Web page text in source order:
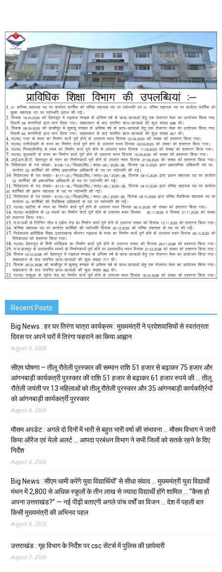
Recent Posts
Big News : हर घर तिरंगा यात्रा कार्यक्रम : मुख्यमंत्री ने प्रदेशवासियों से स्वतंत्रता
दिवस पर अपने घरों में तिरंगा फहराने का किया आह्वान
August 9, 2026
सीएम घोषणा – तीलू रौतेली पुरस्कार की सम्मान राशि 51 हजार से बढ़ाकर 75 हजार और
आंगनबाड़ी कार्यकत्री पुरस्कार की राशि 51 हजार से बढ़ाकर 61 हजार रुपये की … तीलू
रौतेली जयंती पर 13 महिलाओं को तीलू रौतेली पुरस्कार और 35 आंगनबाड़ी कार्यकर्त्रियों
को आंगनबाड़ी कार्यकर्त्री पुरस्कार
August 8, 2026
मौसम अपडेट : अगले दो दिनों में भारी से बहुत भारी वर्षा की संभावना … मौसम विभाग ने जारी
किया ऑरेंज एवं येलो अलर्ट … आपदा प्रबंधन विभाग ने सभी जिलों को सतर्क रहने के दिए
निर्देश
August 8, 2026
Big News : सीएम धामी करेंगे युवा विद्यार्थियों’ से सीधा संवाद … मुख्यमंत्री युवा विद्यार्थी
मंथन में 2,800 से अधिक स्कूलों के तीन लाख से ज्यादा विद्यार्थी होंगे शामिल … “कैसा हो
अपना उत्तराखंड?” — नई पीढ़ी बताएगी अगले पांच वर्षों का विजन … देश में पहली बार
किसी मुख्यमंत्री की अभिनव पहल
August 8, 2026
उत्तराखंड : गृह विभाग के निर्देश पर csc सेंटर्स में पुलिस की छापेमारी
August 7, 2026